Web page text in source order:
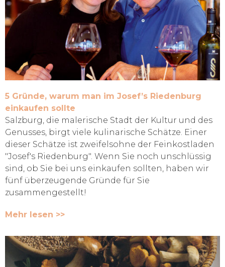
5 Gründe, warum man im Josef’s Riedenburg
einkaufen sollte
Salzburg, die malerische Stadt der Kultur und des
Genusses, birgt viele kulinarische Schätze. Einer
dieser Schätze ist zweifelsohne der Feinkostladen
"Josef's Riedenburg". Wenn Sie noch unschlüssig
sind, ob Sie bei uns einkaufen sollten, haben wir
fünf überzeugende Gründe für Sie
zusammengestellt!
Mehr lesen >>